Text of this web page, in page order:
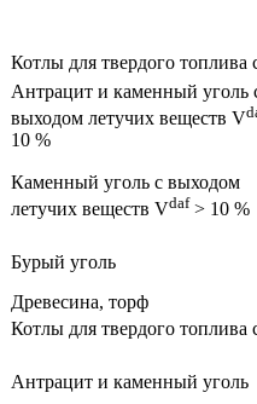
Котлы для твердого топлива
Антрацит и каменный уголь
выходом летучих веществ V
10 %
Каменный уголь с выходом
летучих веществ Vdaf > 10 %
Бурый уголь
Древесина, торф
Котлы для твердого топлива
Антрацит и каменный уголь